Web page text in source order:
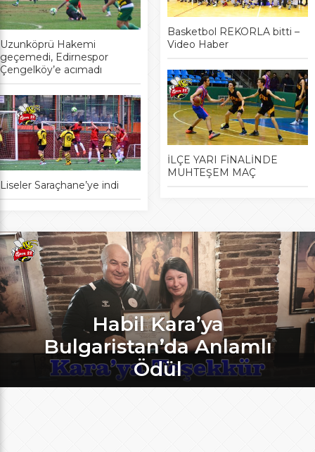
Uzunköprü Hakemi
geçemedi, Edirnespor
Çengelköy’e acımadı
Liseler Saraçhane’ye indi
Basketbol REKORLA bitti –
Video Haber
İLÇE YARI FİNALİNDE
MUHTEŞEM MAÇ
Habil Kara’ya
Bulgaristan’da Anlamlı
Ödül